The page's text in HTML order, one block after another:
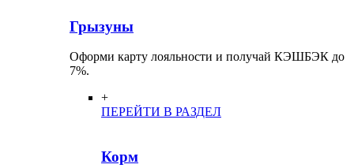
Грызуны
Оформи карту лояльности и получай КЭШБЭК до
7%.
+
ПЕРЕЙТИ В РАЗДЕЛ
Корм